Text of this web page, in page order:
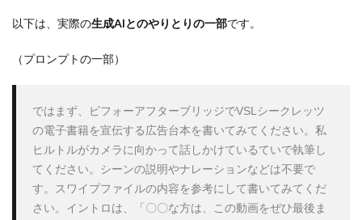
以下は、実際の生成AIとのやりとりの一部です。
（プロンプトの一部）
ではまず、ビフォーアフターブリッジでVSLシークレッツ
の電子書籍を宣伝する広告台本を書いてみてください。私
ヒルトルがカメラに向かって話しかけているていで執筆し
てください。シーンの説明やナレーションなどは不要で
す。スワイプファイルの内容を参考にして書いてみてくだ
さい。イントロは、「〇〇な方は、この動画をぜひ最後ま